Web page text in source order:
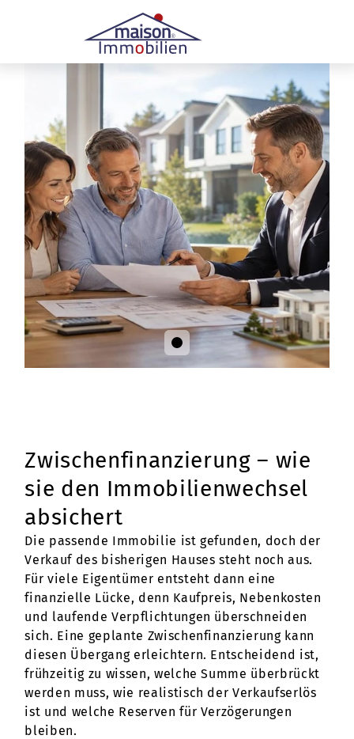
Zwischenfinanzierung – wie
sie den Immobilienwechsel
absichert
Die passende Immobilie ist gefunden, doch der
Verkauf des bisherigen Hauses steht noch aus.
Für viele Eigentümer entsteht dann eine
finanzielle Lücke, denn Kaufpreis, Nebenkosten
und laufende Verpflichtungen überschneiden
sich. Eine geplante Zwischenfinanzierung kann
diesen Übergang erleichtern. Entscheidend ist,
frühzeitig zu wissen, welche Summe überbrückt
werden muss, wie realistisch der Verkaufserlös
ist und welche Reserven für Verzögerungen
bleiben.